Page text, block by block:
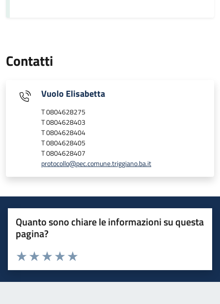
Contatti
Vuolo Elisabetta
T 0804628275
T 0804628403
T 0804628404
T 0804628405
T 0804628407
protocollo@pec.comune.triggiano.ba.it
Quanto sono chiare le informazioni su questa
pagina?
Valuta 5 stelle su 5
Valuta 4 stelle su 5
Valuta 3 stelle su 5
Valuta 2 stelle su 5
Valuta 1 stelle su 5